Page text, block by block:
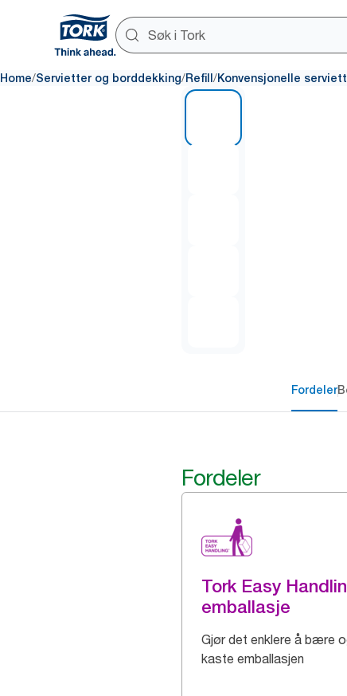
Home/Servietter og borddekking/Refill /Konvensjonelle
Fordeler
Fordeler
Tork Easy
emballasje
Gjør det enklere å bære
kaste emballasjen